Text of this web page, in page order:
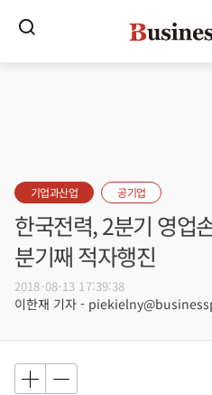
기업과산업 공기업
한국전력, 2분기 영업
분기째 적자행진
2018-08-13 17:39:38
이한재 기자 -